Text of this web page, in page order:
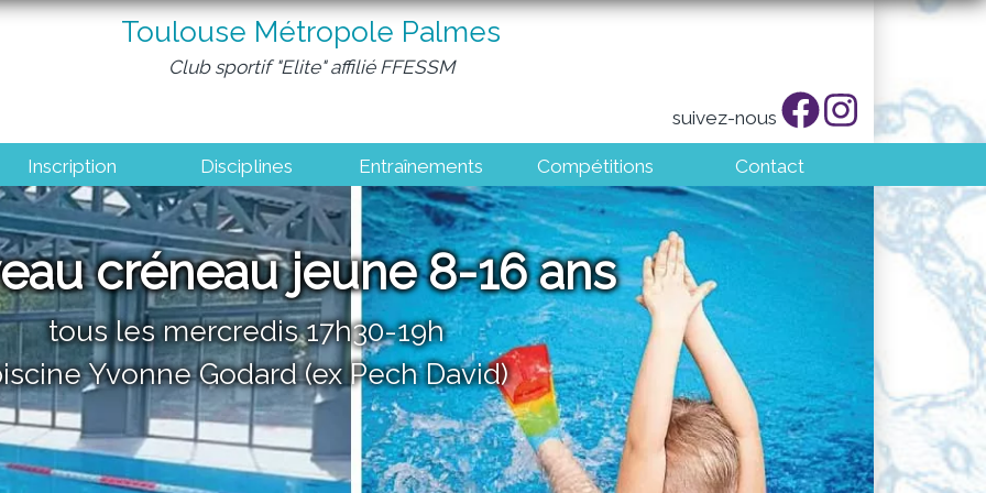
Toulouse Métropole Palmes
Club sportif "Elite" affilié FFESSM
suivez-nous
Inscription Disciplines Entraînements Compétitions Contact
créneau jeune 8-16 ans
tous les mercredis 17h30-19h
Yvonne Godard (ex Pech David)